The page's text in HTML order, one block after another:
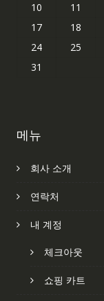
10
11
17
18
24
25
31
메뉴
회사 소개
연락처
내 계정
체크아웃
쇼핑 카트